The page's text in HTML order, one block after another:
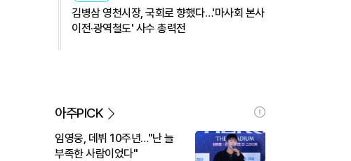
김병삼 영천시장, 국회로 향했다…'마사회 본사
이전·광역철도' 사수 총력전
아주PICK
임영웅, 데뷔 10주년…"난 늘
부족한 사람이었다"